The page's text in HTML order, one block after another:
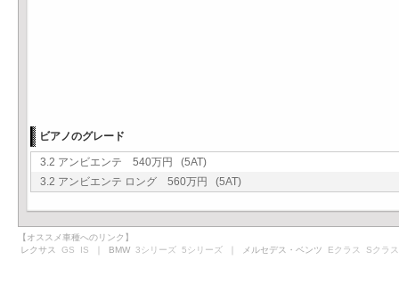
ビアノのグレード
3.2 アンビエンテ 540万円 (5AT)
3.2 アンビエンテ ロング 560万円 (5AT)
【オススメ車種へのリンク】
レクサス GS IS ｜ BMW 3シリーズ 5シリーズ ｜ メルセデス・ベンツ Eクラス Sクラス